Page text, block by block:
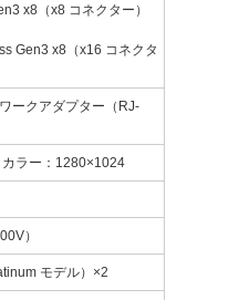
x8（x8 コネクター）
Gen3 x8（x16 コネクタ
ークアダプター（RJ-
ラー：1280×1024
）
モデル）×2